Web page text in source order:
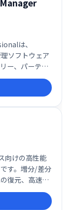
は、
ソフトウェア
ー、パーティ
機能を提供。
し、データの
密情報の漏洩
を実現しま
向けの高性能
す。増分/差分
復元、高速デ
ータ保護に必
ク、USBへの